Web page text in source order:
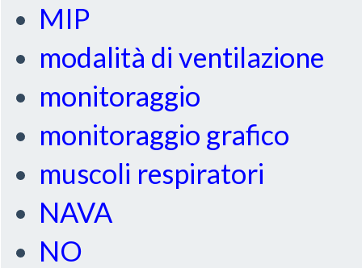
MIP
modalità di ventilazione
monitoraggio
monitoraggio grafico
muscoli respiratori
NAVA
NO